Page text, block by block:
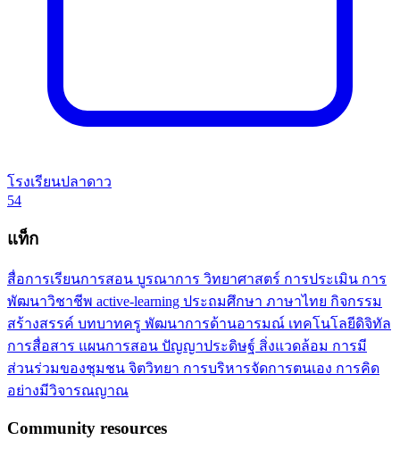
โรงเรียนปลาดาว
54
แท็ก
สื่อการเรียนการสอน บูรณาการ วิทยาศาสตร์ การประเมิน การ
พัฒนาวิชาชีพ active-learning ประถมศึกษา ภาษาไทย กิจกรรม
สร้างสรรค์ บทบาทครู พัฒนาการด้านอารมณ์ เทคโนโลยีดิจิทัล
การสื่อสาร แผนการสอน ปัญญาประดิษฐ์ สิ่งแวดล้อม การมี
ส่วนร่วมของชุมชน จิตวิทยา การบริหารจัดการตนเอง การคิด
อย่างมีวิจารณญาณ
Community resources